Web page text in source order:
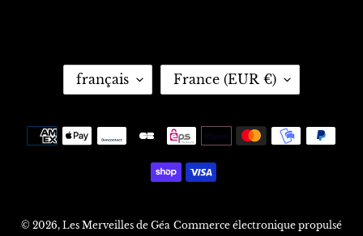
G
U
français
S
É
O
France (EUR €)
Moyens
de
paiement
© 2026, Les Merveilles de Géa Commerce électronique propulsé